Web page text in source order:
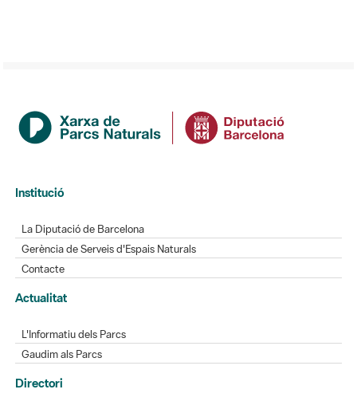
Institució
Gerència de Serveis d'Espais Naturals
Actualitat
L'Informatiu dels Parcs
Gaudim als Parcs
Directori de contacte
Xarxes socials